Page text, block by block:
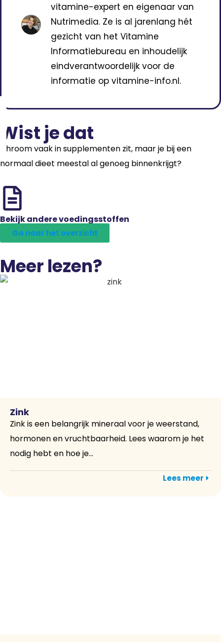
vitamine-expert en eigenaar van
Nutrimedia. Ze is al jarenlang hét
gezicht van het Vitamine
Informatiebureau en inhoudelijk
eindverantwoordelijk voor de
informatie op vitamine-info.nl.
Wist je dat
Chroom vaak in supplementen zit, maar je bij een
normaal dieet meestal al genoeg binnenkrijgt?
Bekijk andere voedingsstoffen
Ga naar het overzicht
Meer lezen?
Zink
Zink is een belangrijk mineraal voor je weerstand,
hormonen en vruchtbaarheid. Lees waarom je het
nodig hebt en hoe je...
Lees meer